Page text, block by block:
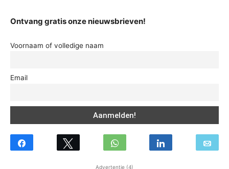
Ontvang gratis onze nieuwsbrieven!
Voornaam of volledige naam
Email
Advertentie (4)